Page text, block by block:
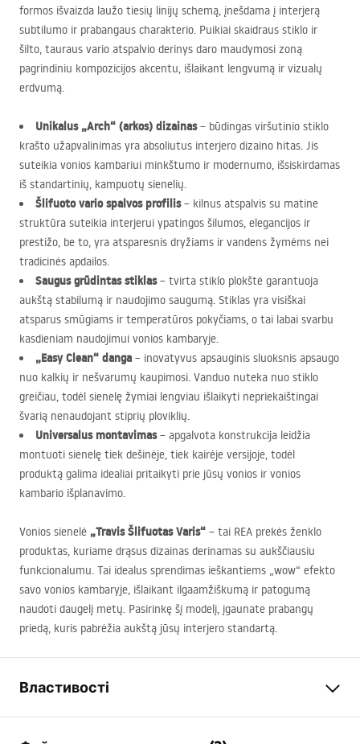
formos išvaizda laužo tiesių linijų schemą, įnešdama į interjerą
subtilumo ir prabangaus charakterio. Puikiai skaidraus stiklo ir
šilto, tauraus vario atspalvio derinys daro maudymosi zoną
pagrindiniu kompozicijos akcentu, išlaikant lengvumą ir vizualų
erdvumą.
Unikalus „Arch“ (arkos) dizainas– būdingas viršutinio stiklo
krašto užapvalinimas yra absoliutus interjero dizaino hitas. Jis
suteikia vonios kambariui minkštumo ir modernumo, išsiskirdamas
iš standartinių, kampuotų sienelių.
Šlifuoto vario spalvos profilis– kilnus atspalvis su matine
struktūra suteikia interjerui ypatingos šilumos, elegancijos ir
prestižo, be to, yra atsparesnis dryžiams ir vandens žymėms nei
tradicinės apdailos.
Saugus grūdintas stiklas– tvirta stiklo plokštė garantuoja
aukštą stabilumą ir naudojimo saugumą. Stiklas yra visiškai
atsparus smūgiams ir temperatūros pokyčiams, o tai labai svarbu
kasdieniam naudojimui vonios kambaryje.
„Easy Clean“ danga – inovatyvus apsauginis sluoksnis apsaugo
nuo kalkių ir nešvarumų kaupimosi. Vanduo nuteka nuo stiklo
greičiau, todėl sienelę žymiai lengviau išlaikyti nepriekaištingai
švarią nenaudojant stiprių ploviklių.
Universalus montavimas– apgalvota konstrukcija leidžia
montuoti sienelę tiek dešinėje, tiek kairėje versijoje, todėl
produktą galima idealiai pritaikyti prie jūsų vonios ir vonios
kambario išplanavimo.
Vonios sienelė „Travis Šlifuotas Varis“ – tai REA prekės ženklo
produktas, kuriame drąsus dizainas derinamas su aukščiausiu
funkcionalumu. Tai idealus sprendimas ieškantiems „wow“ efekto
savo vonios kambaryje, išlaikant ilgaamžiškumą ir patogumą
naudoti daugelį metų. Pasirinkę šį modelį, įgaunate prabangų
priedą, kuris pabrėžia aukštą jūsų interjero standartą.
Властивості